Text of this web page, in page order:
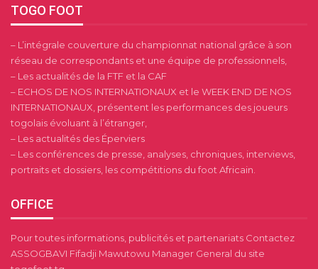
TOGO FOOT
– L’intégrale couverture du championnat national grâce à son
réseau de correspondants et une équipe de professionnels,
– Les actualités de la FTF et la CAF
– ECHOS DE NOS INTERNATIONAUX et le WEEK END DE NOS
INTERNATIONAUX, présentent les performances des joueurs
togolais évoluant à l’étranger,
– Les actualités des Éperviers
– Les conférences de presse, analyses, chroniques, interviews,
portraits et dossiers, les compétitions du foot Africain.
OFFICE
Pour toutes informations, publicités et partenariats Contactez
ASSOGBAVI Fifadji Mawutowu Manager General du site